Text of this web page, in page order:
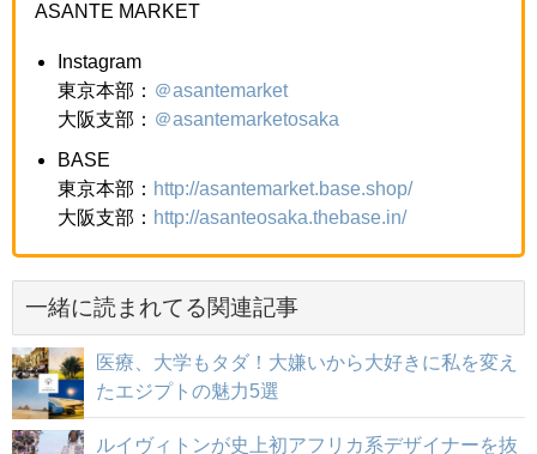
ASANTE MARKET
Instagram
東京本部： ＠asantemarket
大阪支部： ＠asantemarketosaka
BASE
東京本部： http://asantemarket.base.shop/
大阪支部： http://asanteosaka.thebase.in/
一緒に読まれてる関連記事
医療、大学もタダ！大嫌いから大好きに私を変え
たエジプトの魅力5選
ルイヴィトンが史上初アフリカ系デザイナーを抜